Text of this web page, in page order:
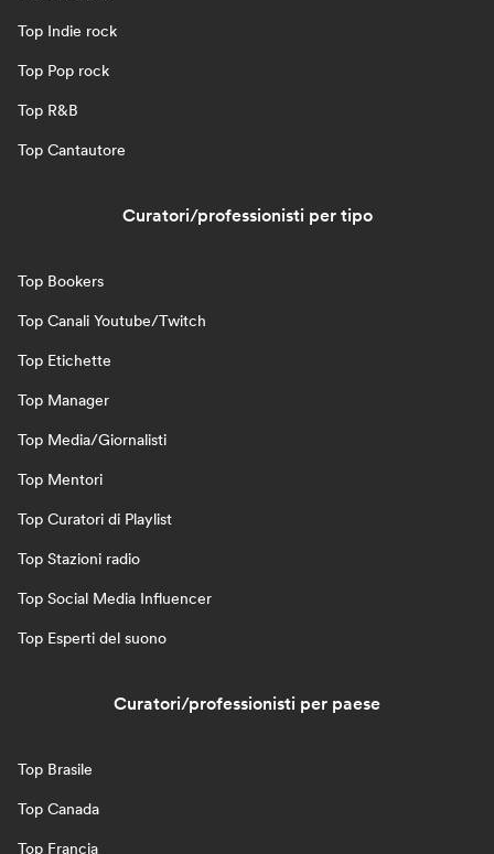
Top Indie rock
Top Pop rock
Top R&B
Top Cantautore
Curatori/professionisti per tipo
Top Bookers
Top Canali Youtube/Twitch
Top Etichette
Top Manager
Top Media/Giornalisti
Top Mentori
Top Curatori di Playlist
Top Stazioni radio
Top Social Media Influencer
Top Esperti del suono
Curatori/professionisti per paese
Top Brasile
Top Canada
Top Francia